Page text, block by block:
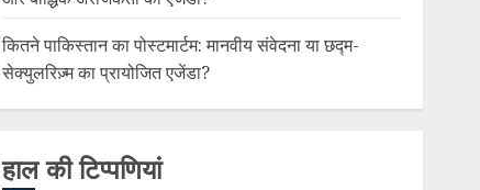
कितने पाकिस्तान का पोस्टमार्टम: मानवीय संवेदना या छद्म-
सेक्युलरिज़्म का प्रायोजित एजेंडा?
हाल की टिप्पणियां